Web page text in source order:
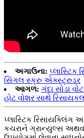
અગાઉના: પ્લાસ્ટિક
સિંગલ સ્ક્રુ એક્સ્ટ્રુડર
આગળ: ગંદા સોડા
હોટ વોશર સાથે
પ્લાસ્ટિક રિસાયક્લિંગ
કચરાને ગ્રાન્યુલ્સ